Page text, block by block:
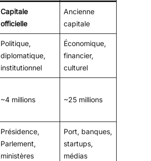
Capitale
officielle
Ancienne
capitale
Politique,
diplomatique,
institutionnel
Économique,
financier,
culturel
~4 millions ~25 millions
Présidence,
Parlement,
ministères
Port, banques,
startups,
médias